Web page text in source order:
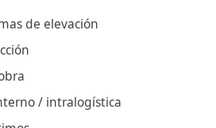
de elevación
/ intralogística